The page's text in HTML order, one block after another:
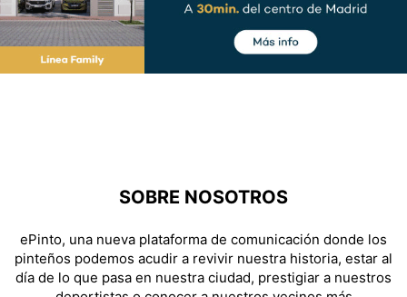
SOBRE NOSOTROS
ePinto, una nueva plataforma de comunicación donde los
pinteños podemos acudir a revivir nuestra historia, estar al
día de lo que pasa en nuestra ciudad, prestigiar a nuestros